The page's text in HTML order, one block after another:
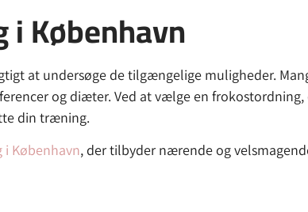
København
at undersøge de tilgængelige muligheder.
og diæter. Ved at vælge en
din træning.
København, der tilbyder nærende og